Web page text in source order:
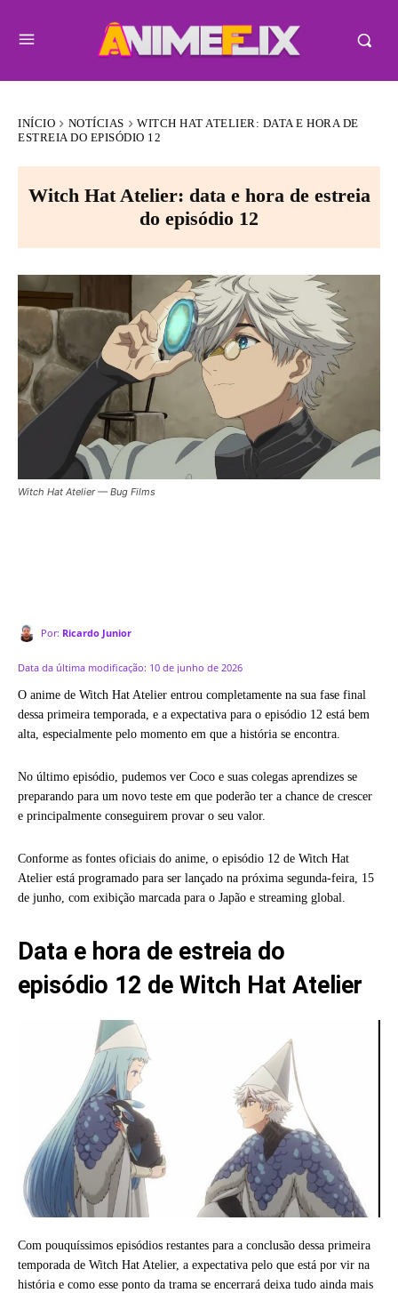
INÍCIO NOTÍCIAS
WITCH HAT ATELIER: DATA E HORA DE
ESTREIA DO EPISÓDIO 12
Witch Hat Atelier: data e hora de estreia
do episódio 12
Witch Hat Atelier — Bug Films
Por: Ricardo Junior
Data da última modificação: 10 de junho de 2026
O anime de Witch Hat Atelier entrou completamente na sua fase final
dessa primeira temporada, e a expectativa para o episódio 12 está bem
alta, especialmente pelo momento em que a história se encontra.
No último episódio, pudemos ver Coco e suas colegas aprendizes se
preparando para um novo teste em que poderão ter a chance de crescer
e principalmente conseguirem provar o seu valor.
Conforme as fontes oficiais do anime, o episódio 12 de Witch Hat
Atelier está programado para ser lançado na próxima segunda-feira, 15
de junho, com exibição marcada para o Japão e streaming global.
Data e hora de estreia do
episódio 12 de Witch Hat Atelier
Com pouquíssimos episódios restantes para a conclusão dessa primeira
temporada de Witch Hat Atelier, a expectativa pelo que está por vir na
história e como esse ponto da trama se encerrará deixa tudo ainda mais